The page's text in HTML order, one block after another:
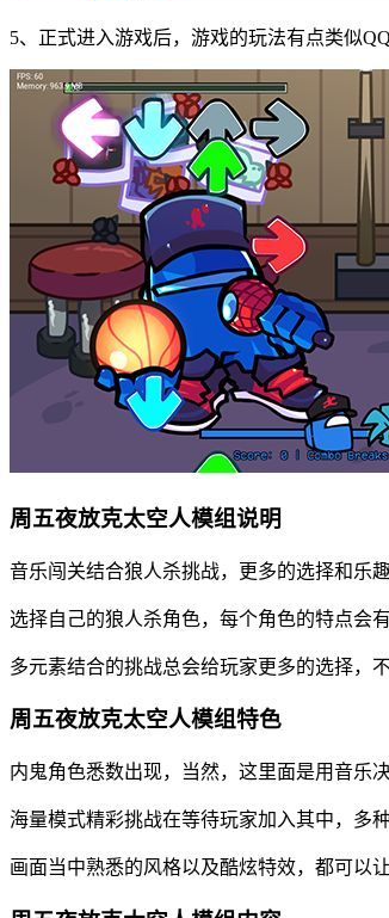
5、正式进入游戏后，游戏的玩法有点类似
周五夜放克太空人模组说明
音乐闯关结合狼人杀挑战，更多的选择和乐
选择自己的狼人杀角色，每个角色的特点会
多元素结合的挑战总会给玩家更多的选择，
周五夜放克太空人模组特色
内鬼角色悉数出现，当然，这里面是用音乐
海量模式精彩挑战在等待玩家加入其中，多
画面当中熟悉的风格以及酷炫特效，都可以